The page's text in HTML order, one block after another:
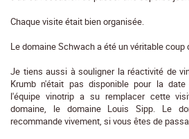
Chaque visite était bien organisée.
Le domaine Schwach a été un véritable coup
Je tiens aussi à souligner la réactivité de
Krumb n'était pas disponible pour la
l'équipe vinotrip a su remplacer cette
domaine, le domaine Louis Sipp. Le
recommande vivement, si vous êtes de